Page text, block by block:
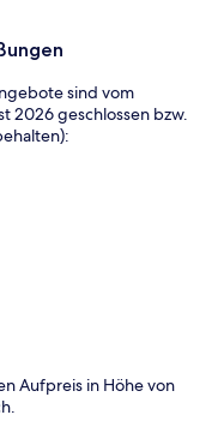
sind vom
2026 geschlossen bzw.
Aufpreis in Höhe von